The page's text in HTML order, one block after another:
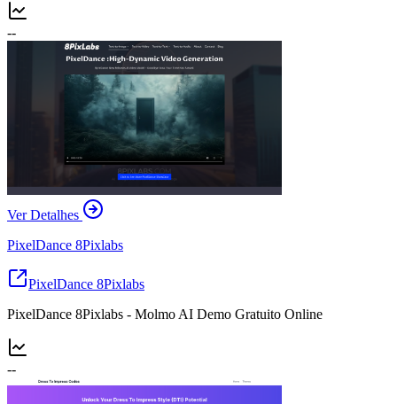
--
Ver Detalhes
PixelDance 8Pixlabs
PixelDance 8Pixlabs
PixelDance 8Pixlabs - Molmo AI Demo Gratuito Online
--